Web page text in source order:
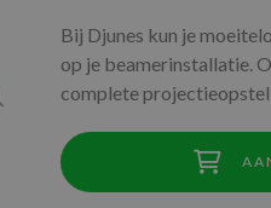
Bij Djunes kun je
op je beamerinstallatie.
complete